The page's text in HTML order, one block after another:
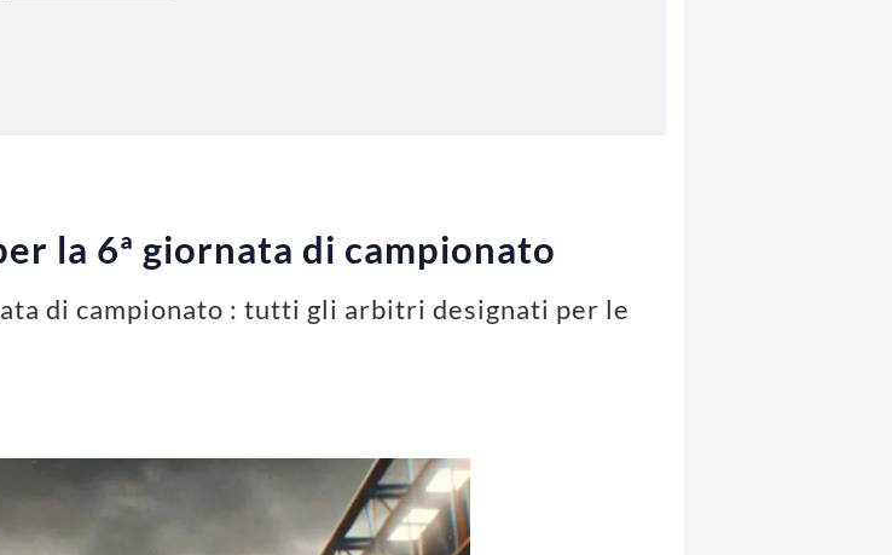
la 6ª giornata di campionato
di campionato : tutti gli arbitri designati per le